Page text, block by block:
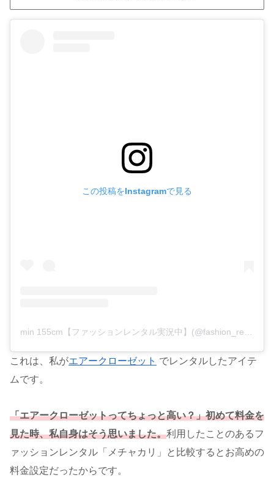
この投稿をInstagramで見る
min 155cm【ファッションレンタル実況中】(@fashion_rental_log)がシェアした投稿
これは、私がエアークローゼット でレンタルしたアイテ
ムです。
「エアークローゼットってちょっと高い？」初めて料金を
見た時、私自身はそう思いました。利用したことのあるフ
ァッションレンタル「メチャカリ」と比較するとお高めの
料金設定だったからです。